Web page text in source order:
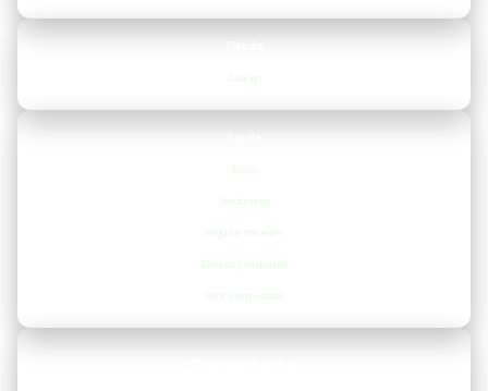
Catálogo
Preguntas frecuentes
Términos y condiciones
Política de privacidad